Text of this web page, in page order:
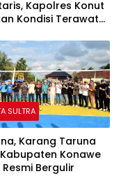
Kapolres Konut
Kondisi Terawat
SULTRA
Karang Taruna
Konawe
Bergulir